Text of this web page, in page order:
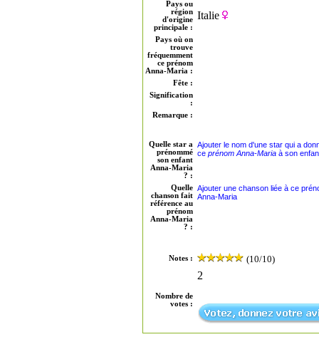
Pays ou
région
d'origine
principale :
Italie
Pays où on
trouve
fréquemment
ce prénom
Anna-Maria :
Fête :
Signification
:
Remarque :
Quelle star a
prénommé
son enfant
Anna-Maria
? :
Ajouter le nom d'une star qui a
ce prénom Anna-Mariaà son
Quelle
chanson fait
référence au
prénom
Anna-Maria
? :
Ajouter une chanson liée à ce
Anna-Maria
Notes : (10/10)
Nombre de
votes :
2